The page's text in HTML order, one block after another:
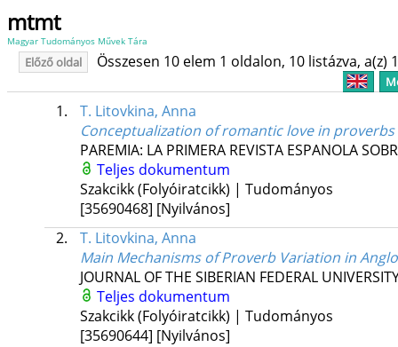
mtmt
Magyar Tudományos Művek Tára
Előző oldal Összesen 10 elem 1 oldalon, 10 listázva, a(z)
1.
T. Litovkina, Anna
Conceptualization of romantic love in
PAREMIA: LA PRIMERA REVISTA ESPANOLA
Teljes dokumentum
Szakcikk (Folyóiratcikk) | Tudományos
[35690468] [Nyilvános]
2.
T. Litovkina, Anna
Main Mechanisms of Proverb Variation in
JOURNAL OF THE SIBERIAN FEDERAL
Teljes dokumentum
Szakcikk (Folyóiratcikk) | Tudományos
[35690644] [Nyilvános]